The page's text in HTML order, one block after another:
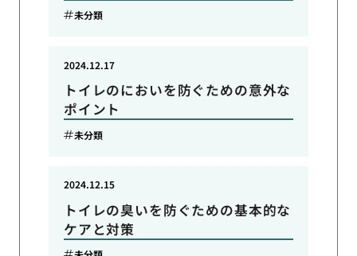
未分類
トイレのにおいを防ぐための意外な
ポイント
2024.12.17
未分類
トイレの臭いを防ぐための基本的な
ケアと対策
2024.12.15